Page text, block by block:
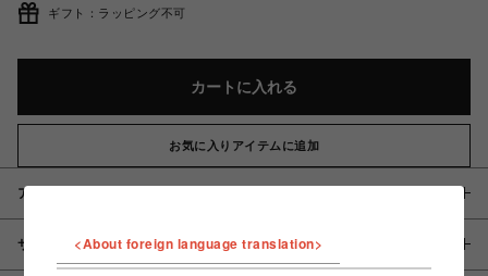
ギフト：ラッピング不可
カートに入れる
お気に入りアイテムに追加
アイテム説明 / 素材
サイズ <About foreign language translation>